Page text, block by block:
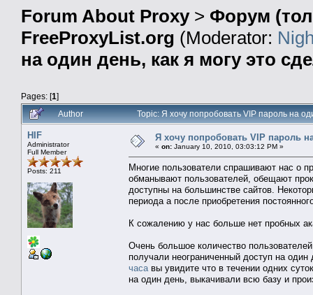
Forum About Proxy> Форум
FreeProxyList.org (Moderator:
на один день, как я могу это
Pages: [1]
Author
Topic: Я хочу попробовать VIP пароль на
HIF
Administrator
Full Member
Posts: 211
Я хочу попробовать VIP пароль
« on: January 10, 2010, 03:03:12 PM »
Многие пользователи спрашивают нас о
обманывают пользователей, обещают
доступны на большинстве сайтов.
периода а после приобретения
К сожалению у нас больше нет пробных
Очень большое количество
получали неограниченный доступ на
часа вы увидите что в течении одних
на один день, выкачивали всю базу и